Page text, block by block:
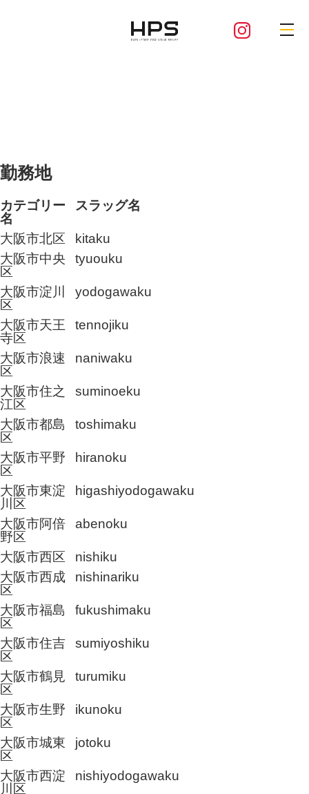
勤務地
カテゴリー
名
スラッグ名
大阪市北区
kitaku
大阪市中央
区
tyuouku
大阪市淀川
区
yodogawaku
大阪市天王
寺区
tennojiku
大阪市浪速
区
naniwaku
大阪市住之
江区
suminoeku
大阪市都島
区
toshimaku
大阪市平野
区
hiranoku
大阪市東淀
川区
higashiyodogawaku
大阪市阿倍
野区
abenoku
大阪市西区
nishiku
大阪市西成
区
nishinariku
大阪市福島
区
fukushimaku
大阪市住吉
区
sumiyoshiku
大阪市鶴見
区
turumiku
大阪市生野
区
ikunoku
大阪市城東
区
jotoku
大阪市西淀
川区
nishiyodogawaku